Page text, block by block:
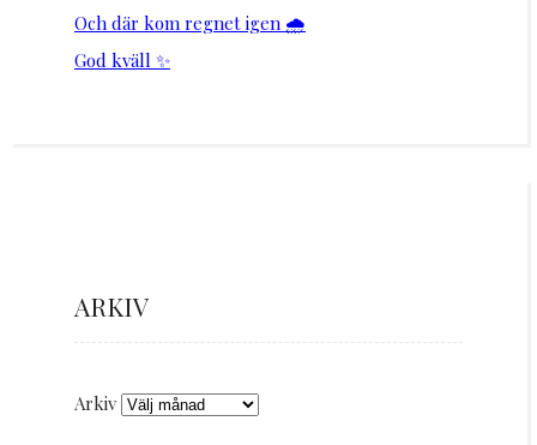
Och där kom regnet igen 🌧️
God kväll ✨
ARKIV
Arkiv